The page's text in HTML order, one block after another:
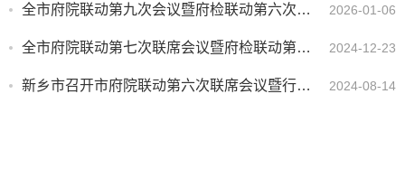
全市府院联动第九次会议暨府检联动第六次会议召开 2026-01-06
全市府院联动第七次联席会议暨府检联动第三次联席会议召开 2024-12-23
新乡市召开市府院联动第六次联席会议暨行政审判工作推进会 2024-08-14